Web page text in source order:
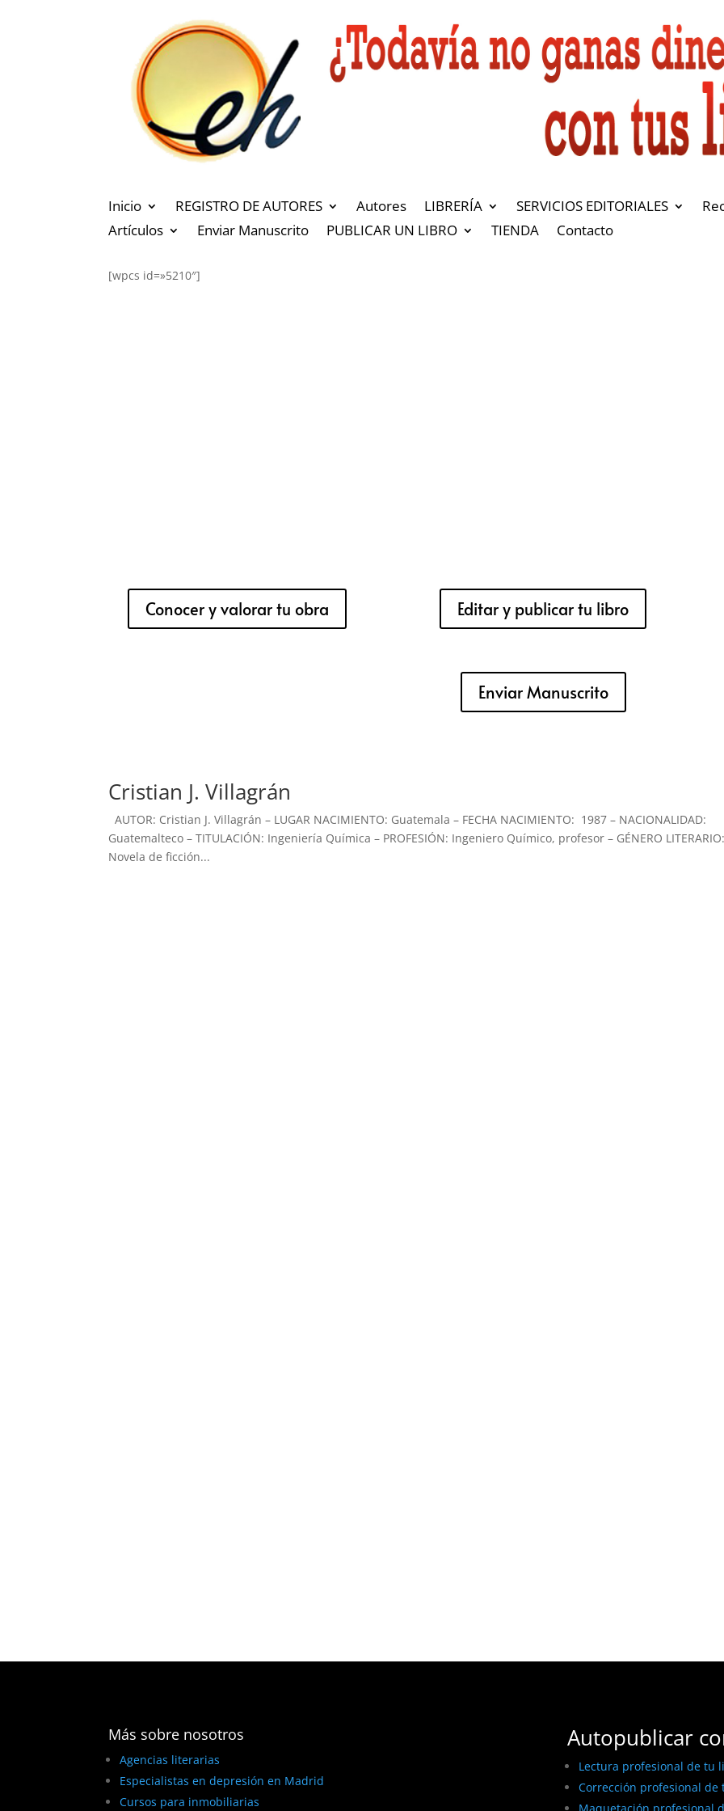
Inicio REGISTRO DE AUTORES Autores LIBRERÍA SERVICIOS EDITORIALES
Artículos
Enviar Manuscrito PUBLICAR UN LIBRO TIENDA Contacto
[wpcs id=»5210″]
Conocer y valorar tu obra Editar y publicar tu libro
Enviar Manuscrito
Cristian J. Villagrán
AUTOR: Cristian J. Villagrán – LUGAR NACIMIENTO: Guatemala – FECHA NACIMIENTO: 1987 – NACIONALIDAD:
Guatemalteco – TITULACIÓN: Ingeniería Química – PROFESIÓN: Ingeniero Químico, profesor – GÉNERO
Novela de ficción...
Más sobre nosotros
Agencias literarias
Especialistas en depresión en Madrid
Cursos para inmobiliarias
Autopublicar
Lectura profesional de tu
Corrección profesional de